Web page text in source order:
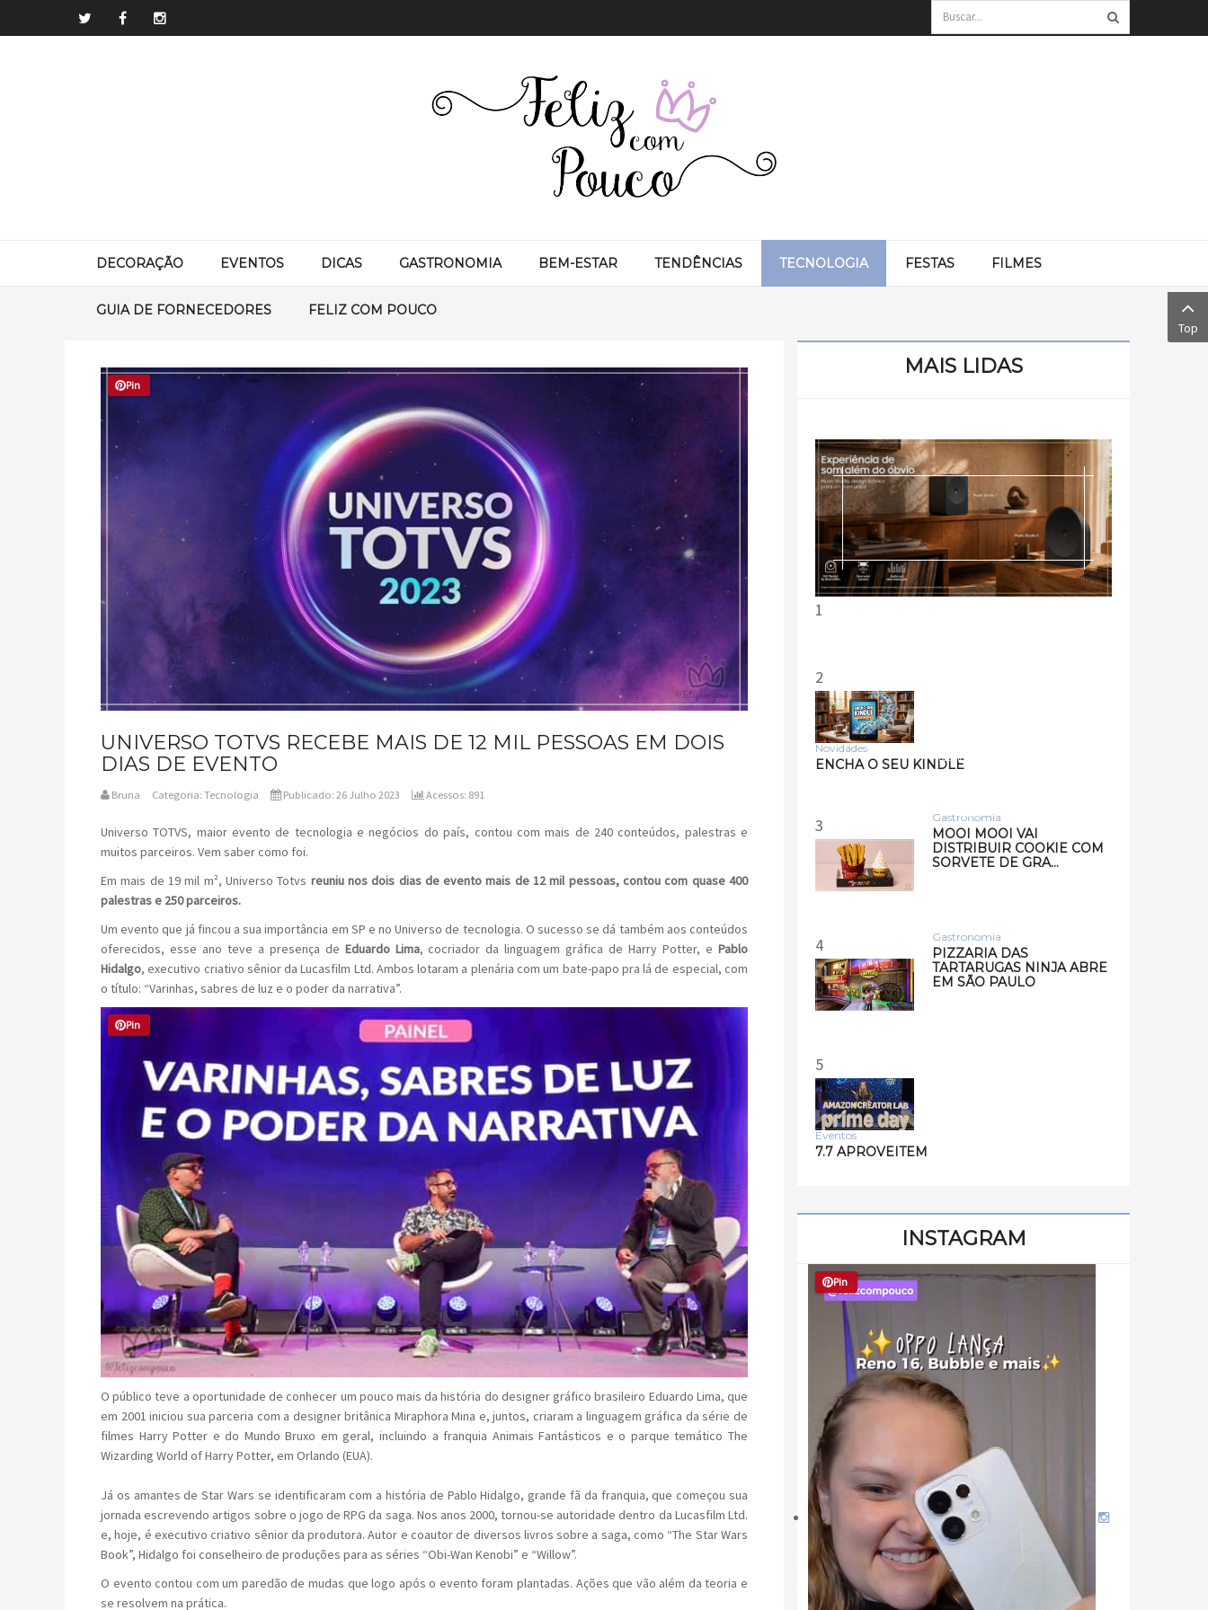
DECORAÇÃO EVENTOS DICAS GASTRONOMIA BEM-ESTAR TENDÊNCIAS TECNOLOGIA FESTAS FILMES
GUIA DE FORNECEDORES FELIZ COM POUCO
Pin
UNIVERSO TOTVS RECEBE MAIS DE 12 MIL PESSOAS EM DOIS
DIAS DE EVENTO
Bruna Categoria: Tecnologia Publicado: 26 Julho 2023 Acessos: 891
Universo TOTVS, maior evento de tecnologia e negócios do país, contou com mais de 240 conteúdos, palestras e
muitos parceiros. Vem saber como foi.
Em mais de 19 mil m², Universo Totvs reuniu nos dois dias de evento mais de 12 mil pessoas, contou com quase 400
palestras e 250 parceiros.
Um evento que já fincou a sua importância em SP e no Universo de tecnologia. O sucesso se dá também aos conteúdos
oferecidos, esse ano teve a presença de Eduardo Lima, cocriador da linguagem gráfica de Harry Potter, ePablo
Hidalgo, executivo criativo sênior da Lucasfilm Ltd. Ambos lotaram a plenária com um bate-papo pra lá de especial, com
o título: “Varinhas, sabres de luz e o poder da narrativa”.
Pin
O público teve a oportunidade de conhecer um pouco mais da história do designer gráfico brasileiro Eduardo Lima, que
em 2001 iniciou sua parceria com a designer britânica Miraphora Mina e, juntos, criaram a linguagem gráfica da série de
filmes Harry Potter e do Mundo Bruxo em geral, incluindo a franquia Animais Fantásticos e o parque temático The
Wizarding World of Harry Potter, em Orlando (EUA).
Já os amantes de Star Wars se identificaram com a história de Pablo Hidalgo, grande fã da franquia, que começou sua
jornada escrevendo artigos sobre o jogo de RPG da saga. Nos anos 2000, tornou-se autoridade dentro da Lucasfilm Ltd.
e, hoje, é executivo criativo sênior da produtora. Autor e coautor de diversos livros sobre a saga, como “The Star Wars
Book”, Hidalgo foi conselheiro de produções para as séries “Obi-Wan Kenobi” e “Willow”.
O evento contou com um paredão de mudas que logo após o evento foram plantadas. Ações que vão além da teoria e
se resolvem na prática.
MAIS LIDAS
1
Tecnologia
Musi…
2
Novidades
ENCHA O SEU KINDLE
3 Gastronomia
MOOI MOOI VAI
DISTRIBUIR COOKIE COM
SORVETE DE GRA…
4 Gastronomia
PIZZARIA DAS
TARTARUGAS NINJA ABRE
EM SÃO PAULO
5
Eventos
7.7 APROVEITEM
INSTAGRAM
Pin
Top